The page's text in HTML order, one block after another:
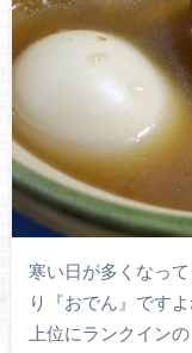
寒い日が多くなっ
り『おでん』です
上位にランクイン